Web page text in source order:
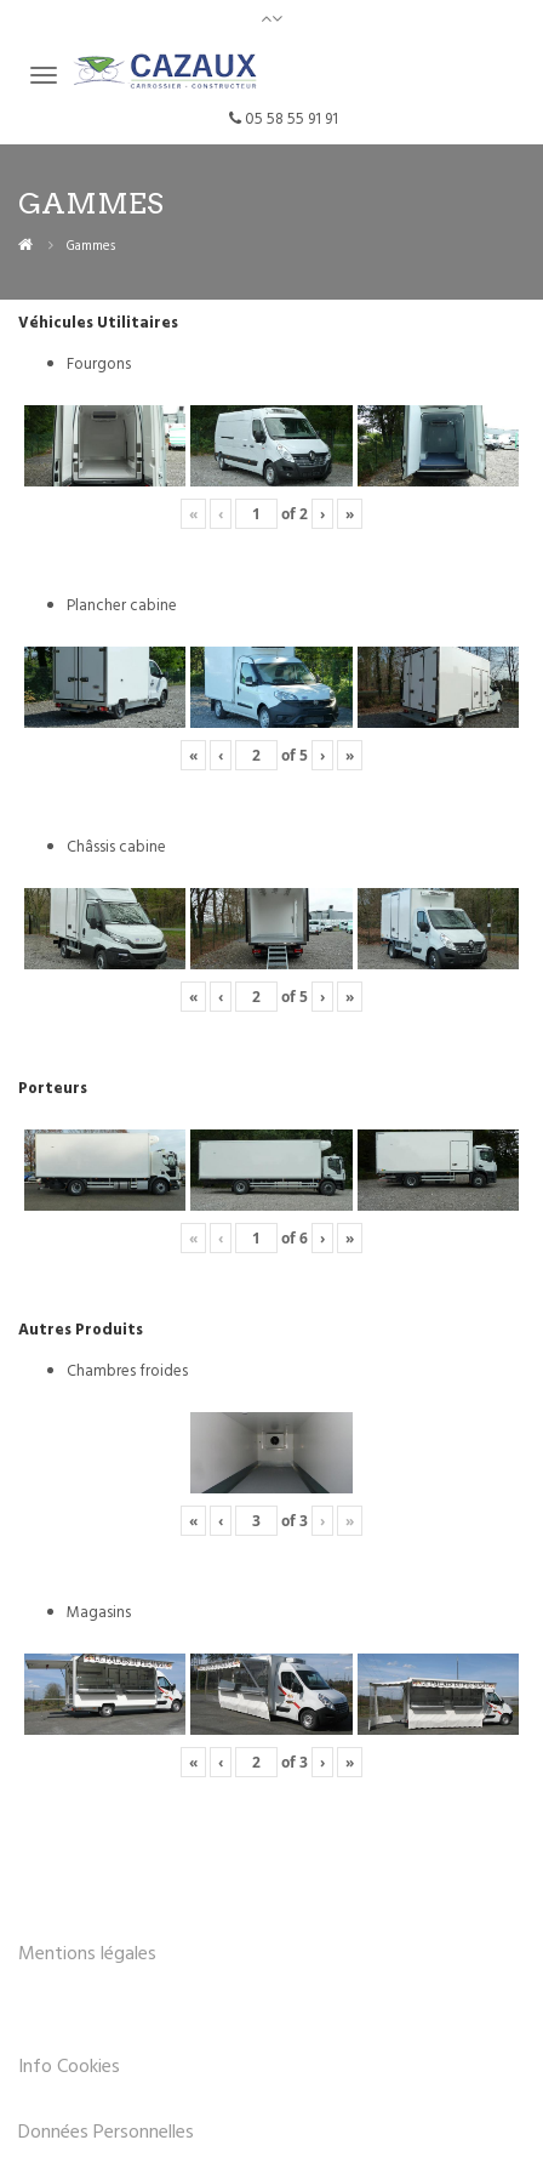
05 58 55 91 91
GAMMES
Gammes
Véhicules Utilitaires
Fourgons
« ‹ of2 › »
Plancher cabine
« ‹ of5 › »
Châssis cabine
« ‹ of5 › »
Porteurs
« ‹ of6 › »
Autres Produits
Chambres froides
« ‹ of3 › »
Magasins
« ‹ of3 › »
Mentions légales
Info Cookies
Données Personnelles